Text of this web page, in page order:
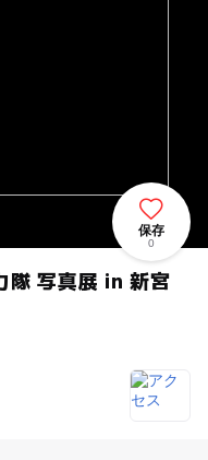
隊 写真展 in 新宮
保存
0